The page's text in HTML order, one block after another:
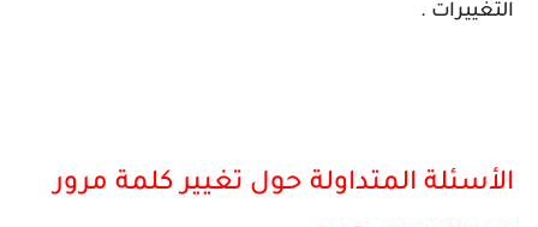
التغييرات .
الأسئلة المتداولة حول تغيير كلمة مرور